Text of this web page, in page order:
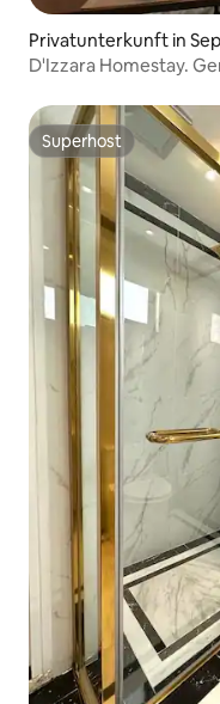
Privatunterkunft in
D'Izzara Homestay.
Superhost
Superhost